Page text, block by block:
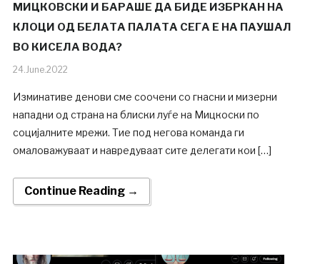
МИЦКОВСКИ И БАРАШЕ ДА БИДЕ ИЗБРКАН НА
КЛОЦИ ОД БЕЛАТА ПАЛАТА СЕГА Е НА ПАУШАЛ
ВО КИСЕЛА ВОДА?
24.June.2022
Изминативе денови сме соочени со гнасни и мизерни
нападни од страна на блиски луѓе на Мицкоски по
социјалните мрежи. Тие под негова команда ги
омаловажуваат и навредуваат сите делегати кои […]
Continue Reading →